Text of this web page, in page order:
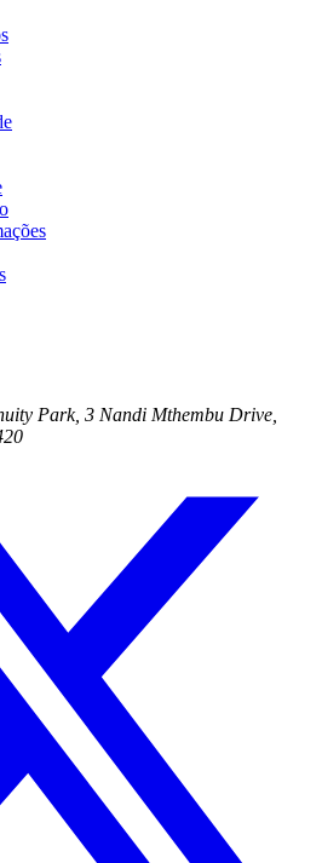
Park, 3 Nandi Mthembu Drive,